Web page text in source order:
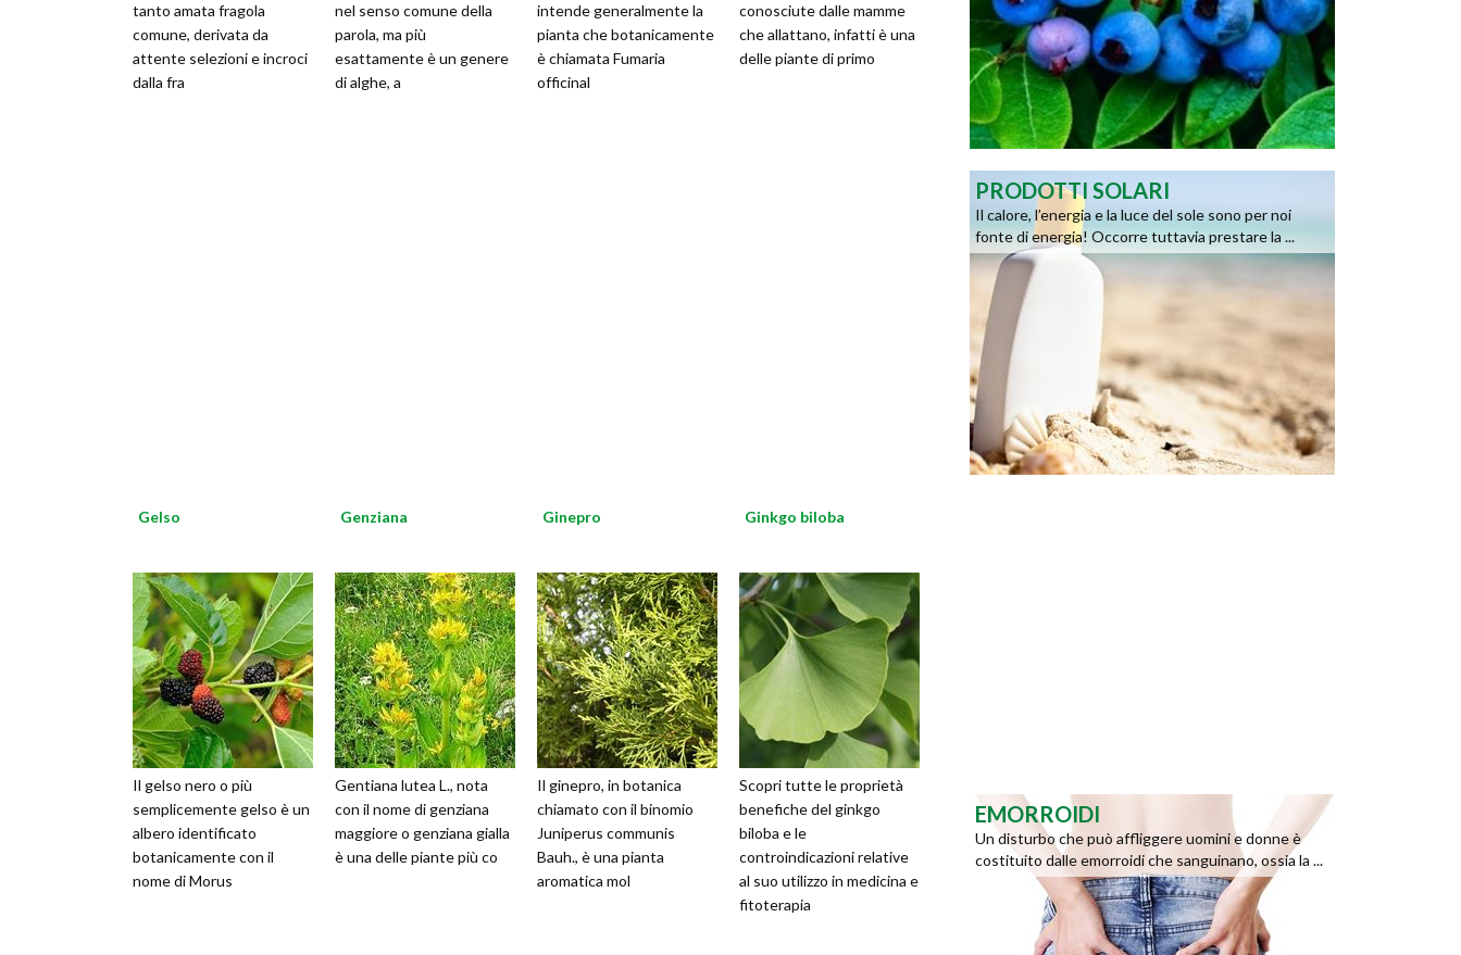
tanto amata fragola
comune, derivata da
attente selezioni e incroci
dalla fra
nel senso comune della
parola, ma più
esattamente è un genere
di alghe, a
intende generalmente la
pianta che botanicamente
è chiamata Fumaria
officinal
conosciute dalle mamme
che allattano, infatti è una
delle piante di primo
Gelso
Il gelso nero o più
semplicemente gelso è un
albero identificato
botanicamente con il
nome di Morus
Genziana
Gentiana lutea L., nota
con il nome di genziana
maggiore o genziana gialla
è una delle piante più co
Ginepro
Il ginepro, in botanica
chiamato con il binomio
Juniperus communis
Bauh., è una pianta
aromatica mol
Ginkgo biloba
Scopri tutte le proprietà
benefiche del ginkgo
biloba e le
controindicazioni relative
al suo utilizzo in medicina e
fitoterapia
PRODOTTI SOLARI
Il calore, l’energia e la luce del sole sono per noi
fonte di energia! Occorre tuttavia prestare la ...
EMORROIDI
Un disturbo che può affliggere uomini e donne è
costituito dalle emorroidi che sanguinano, ossia la ...